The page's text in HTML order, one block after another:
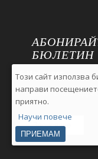
БЮЛЕТИН
E-Mail адрес:
Този сайт използва
направи
приятно.
Научи повече
ПРИЕМАМ